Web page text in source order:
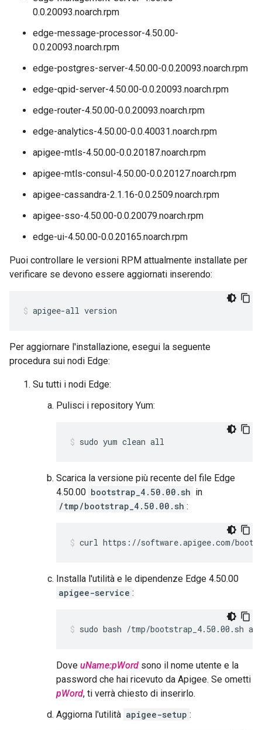
0.0.20093.noarch.rpm
edge-message-processor-4.50.00-
0.0.20093.noarch.rpm
edge-postgres-server-4.50.00-0.0.20093.noarch.rpm
edge-qpid-server-4.50.00-0.0.20093.noarch.rpm
edge-router-4.50.00-0.0.20093.noarch.rpm
edge-analytics-4.50.00-0.0.40031.noarch.rpm
apigee-mtls-4.50.00-0.0.20187.noarch.rpm
apigee-mtls-consul-4.50.00-0.0.20127.noarch.rpm
apigee-cassandra-2.1.16-0.0.2509.noarch.rpm
apigee-sso-4.50.00-0.0.20079.noarch.rpm
edge-ui-4.50.00-0.0.20165.noarch.rpm
Puoi controllare le versioni RPM attualmente installate per
verificare se devono essere aggiornati inserendo:
apigee-all version
Per aggiornare l'installazione, esegui la seguente
procedura sui nodi Edge:
Su tutti i nodi Edge:
Pulisci i repository Yum:
sudo yum clean all
Scarica la versione più recente del file Edge
4.50.00 bootstrap_4.50.00.sh in
/tmp/bootstrap_4.50.00.sh :
curl https://software.apigee.com/
Installa l'utilità e le dipendenze Edge 4.50.00
apigee-service :
sudo bash /tmp/bootstrap_4.50.00.sh
Dove uName:pWord sono il nome utente e la
password che hai ricevuto da Apigee. Se ometti
pWord, ti verrà chiesto di inserirlo.
Aggiorna l'utilità apigee-setup :